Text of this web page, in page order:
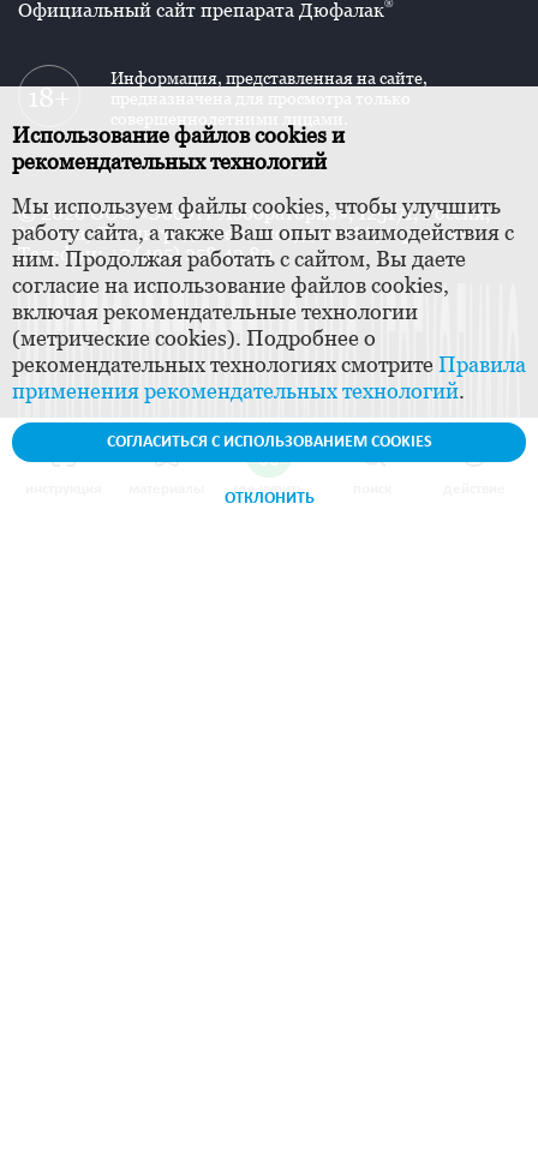
где купить
Официальный сайт препарата Дюфалак®
Информация, представленная на сайте,
© 2026 ООО «Эбботт Лэбораториз», 125171, Россия,
Москва, Ленинградское шоссе, дом 16А, строение 1.
Телефон: +7 (495) 258 42 80
Использование файлов cookies и
рекомендательных технологий
Мы используем файлы cookies, чтобы улучшить
работу сайта, а также Ваш опыт взаимодействия с
ним. Продолжая работать с сайтом, Вы даете
согласие на использование файлов cookies,
включая рекомендательные технологии
(метрические cookies). Подробнее о
рекомендательных технологиях смотритеПравила
применения рекомендательных технологий.
СОГЛАСИТЬСЯ С ИСПОЛЬЗОВАНИЕМ COOKIES
ОТКЛОНИТЬ